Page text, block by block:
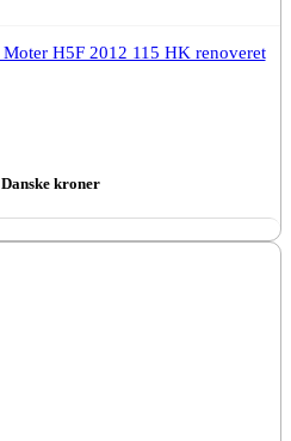
H5F 2012 115 HK renoveret
Danske kroner